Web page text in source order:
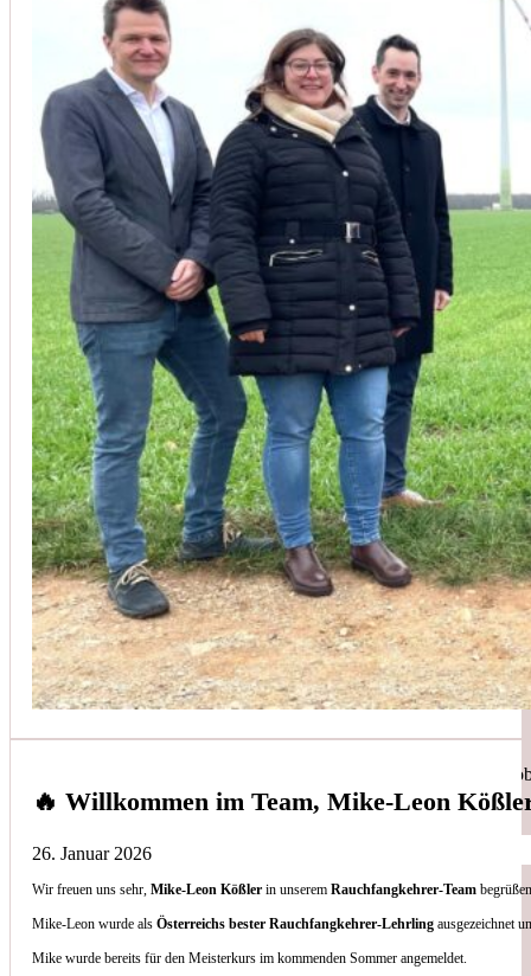
🔥 Willkommen im Team, Mike-Leon
26. Januar 2026
Wir freuen uns sehr,Mike-Leon Kößler in unseremRauchfangkehrer-Team
Mike-Leon wurde alsÖsterreichs bester Rauchfangkehrer-Lehrling ausgezeichnet
Mike wurde bereits für den Meisterkurs im kommenden Sommer angemeldet.
Unsere Kunden vertrauen auf unsere langjährige Erfahrung und
Christoph Windisch
aus unseren Google-Bewertungen
Vom Anbot bis zur Fertigstellung alles rasch und
(Umbau) wurde besprochen und problemlos gelöst.
Johanna Koe
aus unseren Google-Bewertungen
Sehr freundlich! Hat alles super geklappt!
Simon Bilek
Anruf, 3 Stunden später war jemand Vorort, Problem
Thomas Gornix
aus unseren Google-Bewertungen